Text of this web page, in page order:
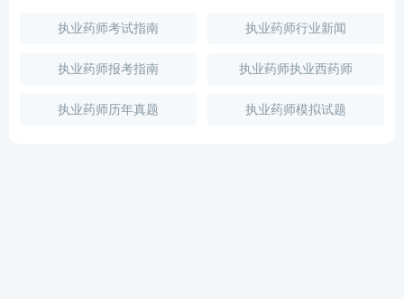
执业药师考试指南 执业药师行业新闻
执业药师报考指南 执业药师执业西药师
执业药师历年真题 执业药师模拟试题